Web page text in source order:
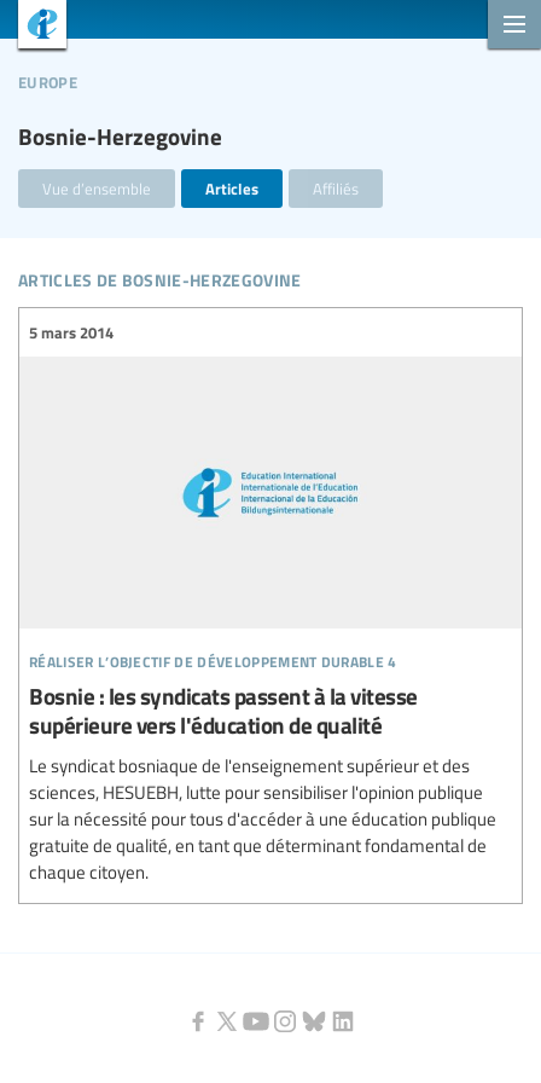
Bosnie-Herzegovine
europe
Vue d’ensemble Articles Affiliés
articles de bosnie-herzegovine
réaliser l’objectif de développement durable 4
5 mars 2014
Bosnie : les syndicats passent à la vitesse
supérieure vers l'éducation de qualité
Le syndicat bosniaque de l'enseignement supérieur et des
sciences, HESUEBH, lutte pour sensibiliser l'opinion publique
sur la nécessité pour tous d'accéder à une éducation publique
gratuite de qualité, en tant que déterminant fondamental de
chaque citoyen.